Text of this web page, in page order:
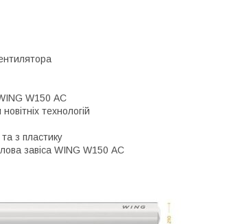
W150 АС
технологій
та з пластику
завіса WING W150 АС